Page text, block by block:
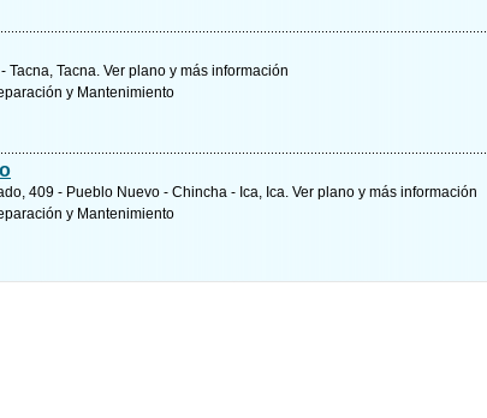
Tacna, Tacna. Ver plano y más información
y Mantenimiento
409 - Pueblo Nuevo - Chincha - Ica, Ica. Ver plano y más información
y Mantenimiento